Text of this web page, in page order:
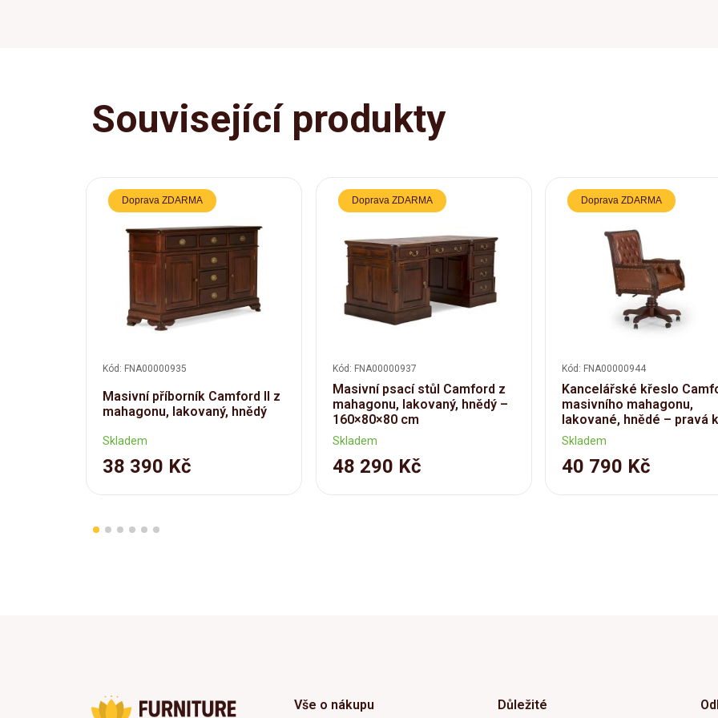
Související produkty
Doprava ZDARMA
Kód: FNA00000935
Masivní příborník Camford II z
mahagonu, lakovaný, hnědý
Skladem
38 390 Kč
Doprava ZDARMA
Kód: FNA00000937
Masivní psací stůl Camford z
mahagonu, lakovaný, hnědý –
160×80×80 cm
Skladem
48 290 Kč
Doprava ZDARMA
Kód: FNA00000944
Kancelářské křeslo
masivního mahagonu,
lakované, hnědé – pravá
Skladem
40 790 Kč
Vše o nákupu Důležité